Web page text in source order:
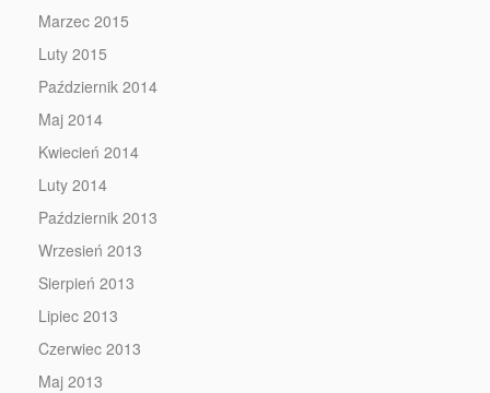
Marzec 2015
Luty 2015
Październik 2014
Maj 2014
Kwiecień 2014
Luty 2014
Październik 2013
Wrzesień 2013
Sierpień 2013
Lipiec 2013
Czerwiec 2013
Maj 2013